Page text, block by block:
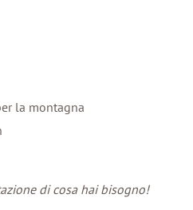
la montagna
di cosa hai bisogno!